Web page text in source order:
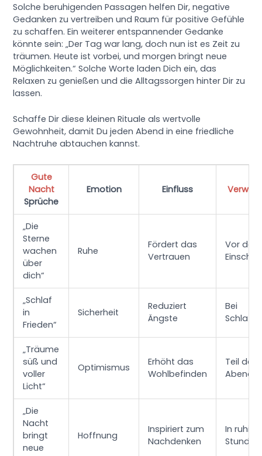
Solche beruhigenden Passagen helfen Dir, negative
Gedanken zu vertreiben und Raum für positive Gefühle
zu schaffen. Ein weiterer entspannender Gedanke
könnte sein: „Der Tag war lang, doch nun ist es Zeit zu
träumen. Heute ist vorbei, und morgen bringt neue
Möglichkeiten.“ Solche Worte laden Dich ein, das
Relaxen zu genießen und die Alltagssorgen hinter Dir zu
lassen.
Schaffe Dir diese kleinen Rituale als wertvolle
Gewohnheit, damit Du jeden Abend in eine friedliche
Nachtruhe abtauchen kannst.
Gute
Nacht
Sprüche
Emotion Einfluss
„Die
Sterne
wachen
über
dich“
Ruhe
Fördert das
Vertrauen
Vor dem
„Schlaf
in
Frieden“
Sicherheit
Reduziert
Ängste
Bei
„Träume
süß und
voller
Licht“
Optimismus
Erhöht das
Wohlbefinden
Teil der
„Die
Nacht
bringt
neue
Hoffnung
Inspiriert zum
Nachdenken
In
Stunden